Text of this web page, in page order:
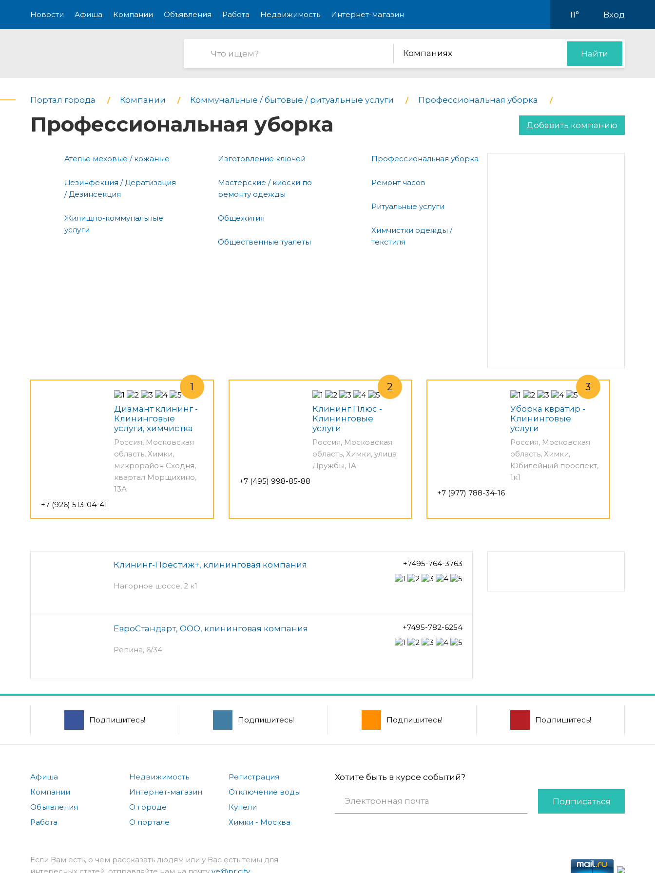
Новости Афиша Компании Объявления Работа Недвижимость Интернет-магазин 11° Вход
Компаниях Найти
Портал города Компании Коммунальные / бытовые / ритуальные услуги Профессиональная уборка
Профессиональная уборка Добавить компанию
Ателье меховые / кожаные
Дезинфекция / Дератизация
/ Дезинсекция
Жилищно-коммунальные
услуги
Изготовление ключей
Мастерские / киоски по
ремонту одежды
Общежития
Общественные туалеты
Профессиональная уборка
Ремонт часов
Ритуальные услуги
Химчистки одежды /
текстиля
Диамант клининг -
Клининговые
услуги, химчистка
Россия, Московская
область, Химки,
микрорайон Сходня,
квартал Морщихино,
13А
+7 (926) 513-04-41
Клининг Плюс -
Клининговые
услуги
Россия, Московская
область, Химки, улица
Дружбы, 1А
+7 (495) 998-85-88
Уборка квратир -
Клининговые
услуги
Россия, Московская
область, Химки,
Юбилейный проспект,
1к1
+7 (977) 788-34-16
Клининг-Престиж+, клининговая компания
Нагорное шоссе, 2 к1
+7495-764-3763
ЕвроСтандарт, ООО, клининговая компания
Репина, 6/34
+7495-782-6254
Подпишитесь! Подпишитесь! Подпишитесь! Подпишитесь!
Афиша
Компании
Объявления
Работа
Недвижимость
Интернет-магазин
О городе
О портале
Регистрация
Отключение воды
Купели
Химки - Москва
Хотите быть в курсе событий?
Подписаться
Если Вам есть, о чем рассказать людям или у Вас есть темы для
интересных статей, отправляйте нам на почту ve@pr.city